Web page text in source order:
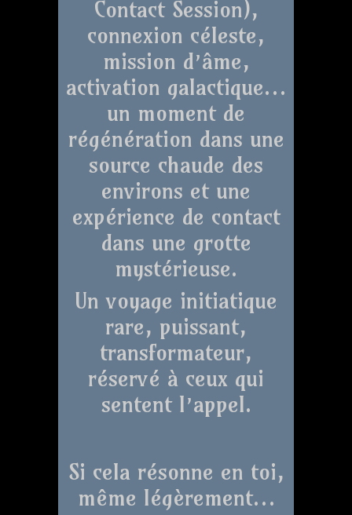
Contact Session),
connexion céleste,
mission d’âme,
activation galactique…
un moment de
régénération dans une
source chaude des
environs et une
expérience de contact
dans une grotte
mystérieuse.
Un voyage initiatique
rare, puissant,
transformateur,
réservé à ceux qui
sentent l’appel.
Si cela résonne en toi,
même légèrement…